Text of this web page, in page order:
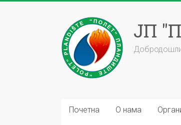
ЈП
Почетна О нама